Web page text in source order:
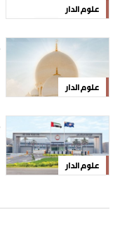
علوم الدار
علوم الدار
علوم الدار